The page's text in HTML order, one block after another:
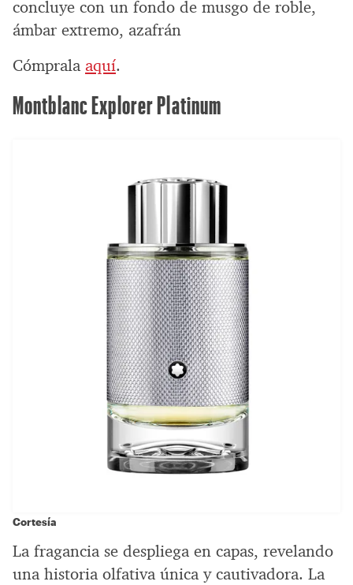
concluye con un fondo de musgo de roble,
ámbar extremo, azafrán
Cómprala aquí.
Montblanc Explorer Platinum
Cortesía
La fragancia se despliega en capas, revelando
una historia olfativa única y cautivadora. La